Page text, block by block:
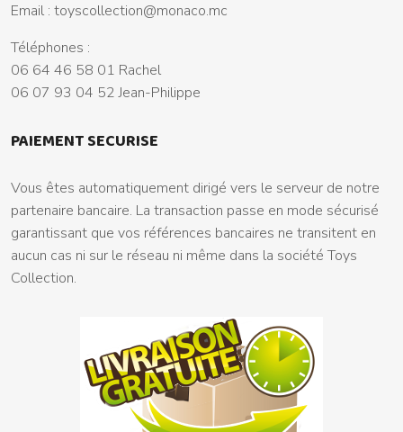
Email : toyscollection@monaco.mc
Téléphones :
06 64 46 58 01 Rachel
06 07 93 04 52 Jean-Philippe
PAIEMENT SECURISE
Vous êtes automatiquement dirigé vers le serveur de notre
partenaire bancaire. La transaction passe en mode sécurisé
garantissant que vos références bancaires ne transitent en
aucun cas ni sur le réseau ni même dans la société Toys
Collection.